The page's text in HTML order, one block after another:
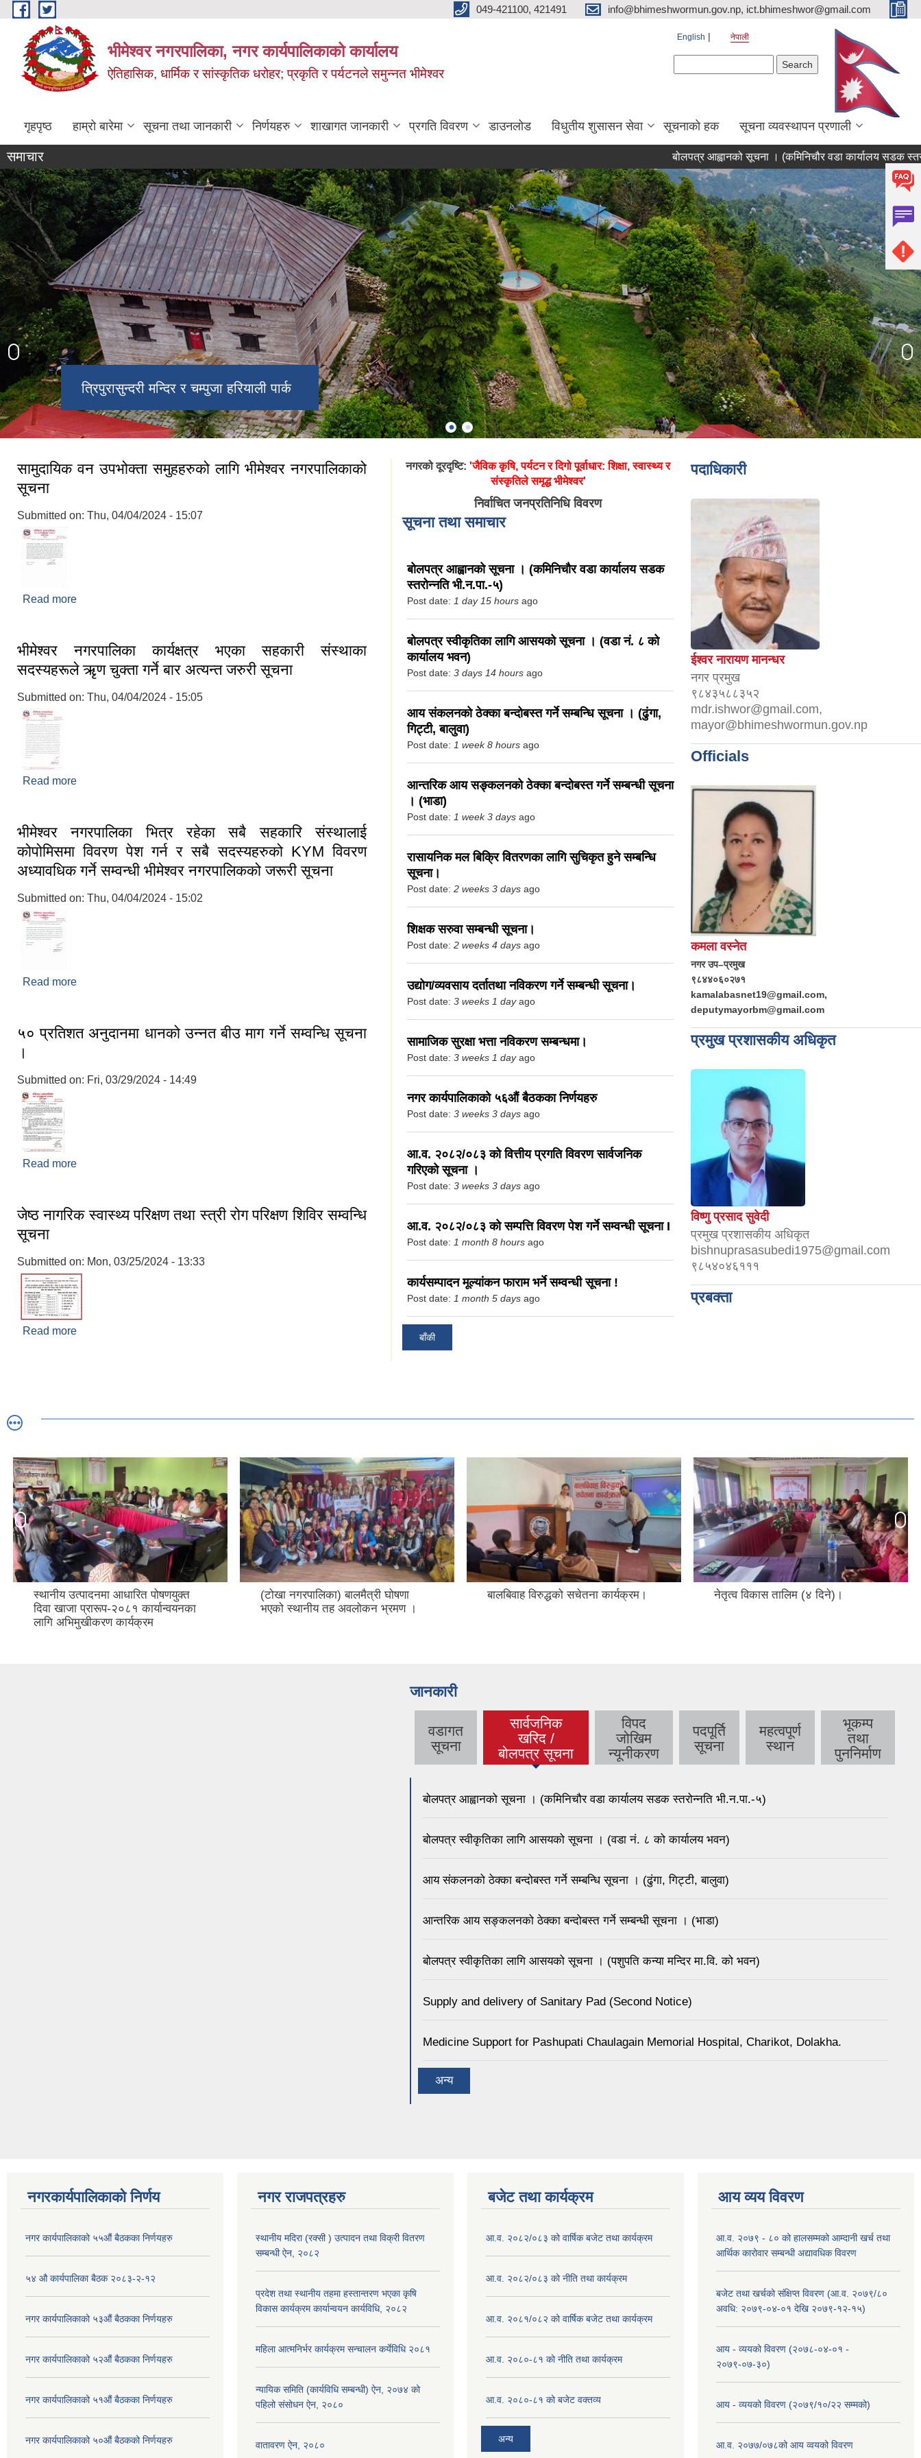
Skip to main content 049-421100, 421491 info@bhimeshwormun.gov.np, ict.bhimeshwor@gmail.com
भीमेश्वर नगरपालिका, नगर कार्यपालिकाको कार्यालय
ऐतिहासिक, धार्मिक र सांस्कृतिक धरोहर; प्रकृति र पर्यटनले समुन्नत भीमेश्वर
English नेपाली
गृहपृष्ठ हाम्रो बारेमा सूचना तथा जानकारी निर्णयहरु शाखागत जानकारी प्रगति विवरण डाउनलोड विधुतीय शुसासन सेवा सूचनाको हक सूचना व्यवस्थापन प्रणाली
समाचार बोलपत्र आह्वानको सूचना । (कमिनिचौर वडा कार्यालय सडक स्तरोन्नति
त्रिपुरासुन्दरी मन्दिर र चम्पुजा हरियाली पार्क
चरिकोट बजार
सामुदायिक वन उपभोक्ता समुहहरुको लागि भीमेश्वर नगरपालिकाको
सूचना
Submitted on: Thu, 04/04/2024 - 15:07
Read more
भीमेश्वर नगरपालिका कार्यक्षत्र भएका सहकारी संस्थाका
सदस्यहरूले ऋृण चुक्ता गर्ने बार अत्यन्त जरुरी सूचना
Submitted on: Thu, 04/04/2024 - 15:05
Read more
भीमेश्वर नगरपालिका भित्र रहेका सबै सहकारि संस्थालाई
कोपोमिसमा विवरण पेश गर्न र सबै सदस्यहरुको KYM विवरण
अध्यावधिक गर्ने सम्वन्धी भीमेश्वर नगरपालिकको जरूरी सूचना
Submitted on: Thu, 04/04/2024 - 15:02
Read more
५० प्रतिशत अनुदानमा धानको उन्नत बीउ माग गर्ने सम्वन्धि सूचना
।
Submitted on: Fri, 03/29/2024 - 14:49
Read more
जेष्ठ नागरिक स्वास्थ्य परिक्षण तथा स्त्री रोग परिक्षण शिविर सम्वन्धि
सूचना
Submitted on: Mon, 03/25/2024 - 13:33
Read more
नगरको दूरदृष्टि: 'जैविक कृषि, पर्यटन र दिगो पूर्वाधार: शिक्षा, स्वास्थ्य र
संस्कृतिले समृद्ध भीमेश्वर'
निर्वाचित जनप्रतिनिधि विवरण
सूचना तथा समाचार
बोलपत्र आह्वानको सूचना । (कमिनिचौर वडा कार्यालय सडक
स्तरोन्नति भी.न.पा.-५)
Post date: 1 day 15 hours ago
बोलपत्र स्वीकृतिका लागि आसयको सूचना । (वडा नं. ८ को
कार्यालय भवन)
Post date: 3 days 14 hours ago
आय संकलनको ठेक्का बन्दोबस्त गर्ने सम्बन्धि सूचना । (ढुंगा,
गिट्टी, बालुवा)
Post date: 1 week 8 hours ago
आन्तरिक आय सङ्कलनको ठेक्का बन्दोबस्त गर्ने सम्बन्धी सूचना
। (भाडा)
Post date: 1 week 3 days ago
रासायनिक मल बिक्रि वितरणका लागि सुचिकृत हुने सम्बन्धि
सूचना।
Post date: 2 weeks 3 days ago
शिक्षक सरुवा सम्बन्धी सूचना।
Post date: 2 weeks 4 days ago
उद्योग/व्यवसाय दर्तातथा नविकरण गर्ने सम्बन्धी सूचना।
Post date: 3 weeks 1 dayago
सामाजिक सुरक्षा भत्ता नविकरण सम्बन्धमा।
Post date: 3 weeks 1 dayago
नगर कार्यपालिकाको ५६औं बैठकका निर्णयहरु
Post date: 3 weeks 3 days ago
आ.व. २०८२/०८३ को वित्तीय प्रगति विवरण सार्वजनिक
गरिएको सूचना ।
Post date: 3 weeks 3 days ago
आ.व. २०८२/०८३ को सम्पत्ति विवरण पेश गर्ने सम्वन्धी सूचना I
Post date: 1 month 8 hours ago
कार्यसम्पादन मूल्यांकन फाराम भर्ने सम्वन्धी सूचना !
Post date: 1 month 5 days ago
बाँकी
पदाधिकारी
ईश्वर नारायण मानन्धर
नगर प्रमुख
९८४३५८८३५२
mdr.ishwor@gmail.com,
mayor@bhimeshwormun.gov.np
Officials
कमला वस्नेत
नगर उप–प्रमुख
९८४४०६०२७१
kamalabasnet19@gmail.com,
deputymayorbm@gmail.com
प्रमुख प्रशासकीय अधिकृत
विष्णु प्रसाद सुवेदी
प्रमुख प्रशासकीय अधिकृत
bishnuprasasubedi1975@gmail.com
९८५४०४६१११
प्रबक्ता
स्थानीय उत्पादनमा आधारित पोषणयुक्त
दिवा खाजा प्रारूप-२०८१ कार्यान्वयनका
लागि अभिमुखीकरण कार्यक्रम
(टोखा नगरपालिका) बालमैत्री घोषणा
भएको स्थानीय तह अवलोकन भ्रमण ।
बालबिवाह विरुद्धको सचेतना कार्यक्रम। नेतृत्व विकास तालिम (४ दिने)।
जानकारी
वडागत
सूचना
सार्वजनिक
खरिद /
बोलपत्र सूचना
विपद
जोखिम
न्यूनीकरण
पदपूर्ति
सूचना
महत्वपूर्ण
स्थान
भूकम्प
तथा
पुननिर्माण
बोलपत्र आह्वानको सूचना । (कमिनिचौर वडा कार्यालय सडक स्तरोन्नति भी.न.पा.-५)
बोलपत्र स्वीकृतिका लागि आसयको सूचना । (वडा नं. ८ को कार्यालय भवन)
आय संकलनको ठेक्का बन्दोबस्त गर्ने सम्बन्धि सूचना । (ढुंगा, गिट्टी, बालुवा)
आन्तरिक आय सङ्कलनको ठेक्का बन्दोबस्त गर्ने सम्बन्धी सूचना । (भाडा)
बोलपत्र स्वीकृतिका लागि आसयको सूचना । (पशुपति कन्या मन्दिर मा.वि. को भवन)
Supply and delivery of Sanitary Pad (Second Notice)
Medicine Support for Pashupati Chaulagain Memorial Hospital, Charikot, Dolakha.
अन्य
नगरकार्यपालिकाको निर्णय
नगर कार्यपालिकाको ५५औं बैठकका निर्णयहरु
५४ औ कार्यपालिका बैठक २०८३-२-१२
नगर कार्यपालिकाको ५३औं बैठकका निर्णयहरु
नगर कार्यपालिकाको ५२औं बैठकका निर्णयहरु
नगर कार्यपालिकाको ५१औं बैठकका निर्णयहरु
नगर कार्यपालिकाको ५०औं बैठकको निर्णयहरु
नगर राजपत्रहरु
स्थानीय मदिरा (रक्सी ) उत्पादन तथा विक्री वितरण
सम्बन्धी ऐन, २०८२
प्रदेश तथा स्थानीय तहमा हस्तान्तरण भएका कृषि
विकास कार्यक्रम कार्यान्वयन कार्यविधि, २०८२
महिला आत्मनिर्भर कार्यक्रम सन्चालन कर्येविधि २०८१
न्यायिक समिति (कार्यविधि सम्बन्धी) ऐन, २०७४ को
पहिलो संसोधन ऐन, २०८०
वातावरण ऐन, २०८०
बजेट तथा कार्यक्रम
आ.व. २०८२/०८३ को वार्षिक बजेट तथा कार्यक्रम
आ.व. २०८२/०८३ को नीति तथा कार्यक्रम
आ.व. २०८१/०८२ को वार्षिक बजेट तथा कार्यक्रम
आ.व. २०८०-८१ को नीति तथा कार्यक्रम
आ.व. २०८०-८१ को बजेट वक्तव्य
अन्य
आय व्यय विवरण
आ.व. २०७९ - ८० को हालसम्मको आम्दानी खर्च तथा
आर्थिक कारोवार सम्बन्धी अद्यावधिक विवरण
बजेट तथा खर्चको संक्षिप्त विवरण (आ.व. २०७९/८०
अवधि: २०७९-०४-०१ देखि २०७९-१२-१५)
आय - व्ययको विवरण (२०७८-०४-०१ -
२०७९-०७-३०)
आय - व्ययको विवरण (२०७९/१०/२२ सम्मको)
आ.व. २०७७/०७८को आय व्वयको विवरण